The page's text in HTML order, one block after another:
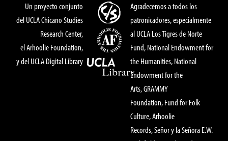
Un proyecto conjunto
del UCLA Chicano Studies
Research Center,
el Arhoolie Foundation,
y del UCLA Digital Library
Agradecemos a todos los
patronicadores, especialmente
al UCLA Los Tigres de Norte
Fund, National Endowment for
the Humanities, National
Endowment for the
Arts, GRAMMY
Foundation, Fund for Folk
Culture, Arhoolie
Records, Señor y la Señora E.W.